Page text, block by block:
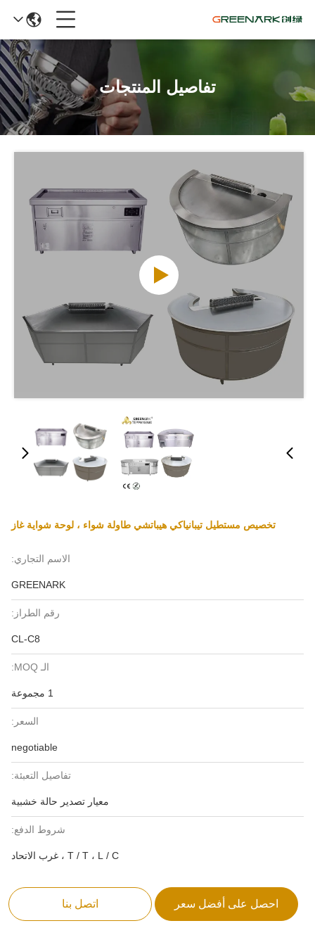
تفاصيل المنتجات
تخصيص مستطيل تيبانياكي هيباتشي طاولة شواء ، لوحة شواية غاز
الاسم التجاري:
GREENARK
رقم الطراز:
CL-C8
الـ MOQ:
1 مجموعة
السعر:
negotiable
تفاصيل التعبئة:
معيار تصدير حالة خشبية
شروط الدفع:
T / T ، L / C ، غرب الاتحاد
احصل على أفضل سعر اتصل بنا